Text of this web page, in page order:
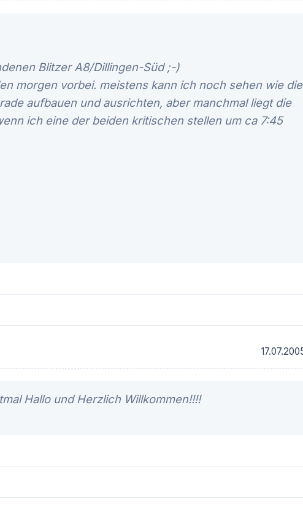
Blitzer A8/Dillingen-Süd ;-)
morgen vorbei. meistens kann ich noch sehen wie die
aufbauen und ausrichten, aber manchmal liegt die
ich eine der beiden kritischen stellen um ca 7:45
Hallo und Herzlich Willkommen!!!!